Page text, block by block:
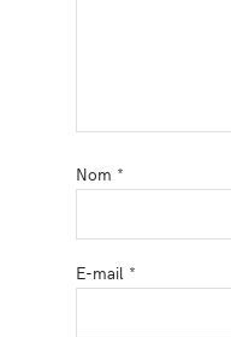
Nom *
E-mail *